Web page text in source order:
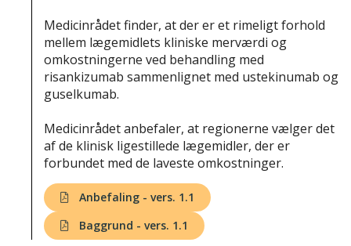
Medicinrådet finder, at der er et rimeligt forhold
mellem lægemidlets kliniske merværdi og
omkostningerne ved behandling med
risankizumab sammenlignet med ustekinumab og
guselkumab.
Medicinrådet anbefaler, at regionerne vælger det
af de klinisk ligestillede lægemidler, der er
forbundet med de laveste omkostninger.
Anbefaling - vers. 1.1
Baggrund - vers. 1.1